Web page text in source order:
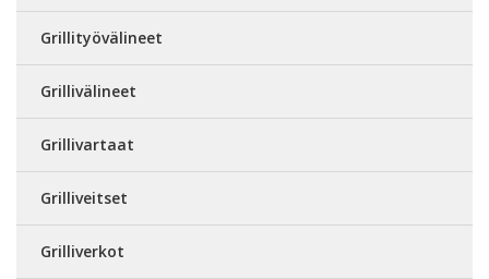
Grillityövälineet
Grillivälineet
Grillivartaat
Grilliveitset
Grilliverkot